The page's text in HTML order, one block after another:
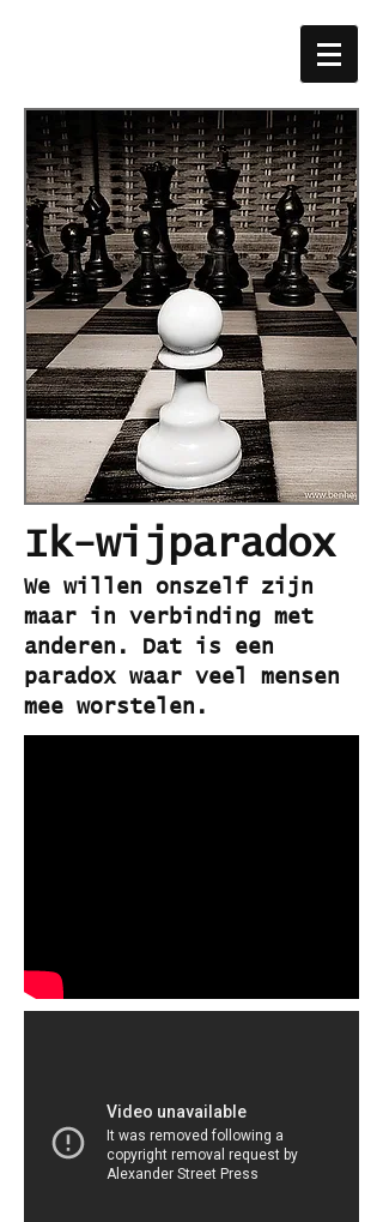
Ik-wijparadox
We willen onszelf zijn
maar in verbinding met
anderen. Dat is een
paradox waar veel mensen
mee worstelen.